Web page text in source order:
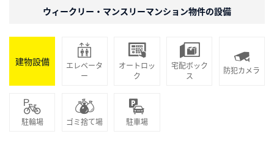
ウィークリー・マンスリーマンション物件の設備
建物設備
エレベータ
ー
オートロッ
ク
宅配ボック
ス
防犯カメラ
駐輪場 ゴミ捨て場 駐車場